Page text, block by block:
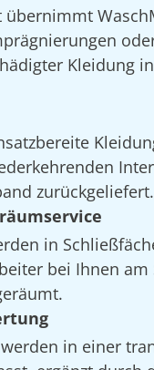
übernimmt
Kleidung
zurückgeliefert.
in
bei Ihnen am
in einer